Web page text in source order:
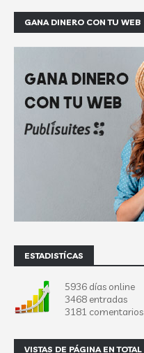
GANA DINERO CON TU WEB
ESTADISTÍCAS
5936 días online
3468 entradas
3181 comentarios
VISTAS DE PÁGINA EN TOTAL